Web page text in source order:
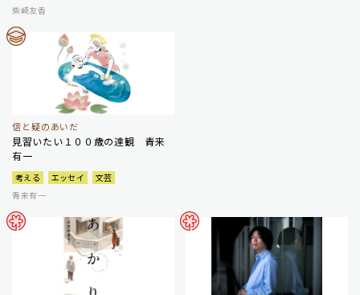
柴崎友香
信と疑のあいだ
見習いたい１００歳の達観 青来
有一
考える エッセイ
文芸
青来有一